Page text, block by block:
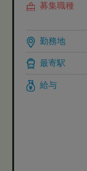
募集職種
勤務地
最寄駅
給与